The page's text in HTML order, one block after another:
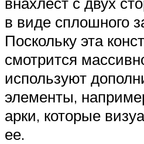
в виде сплошного
Поскольку эта
смотрится
используют
элементы,
арки, которые
ее.